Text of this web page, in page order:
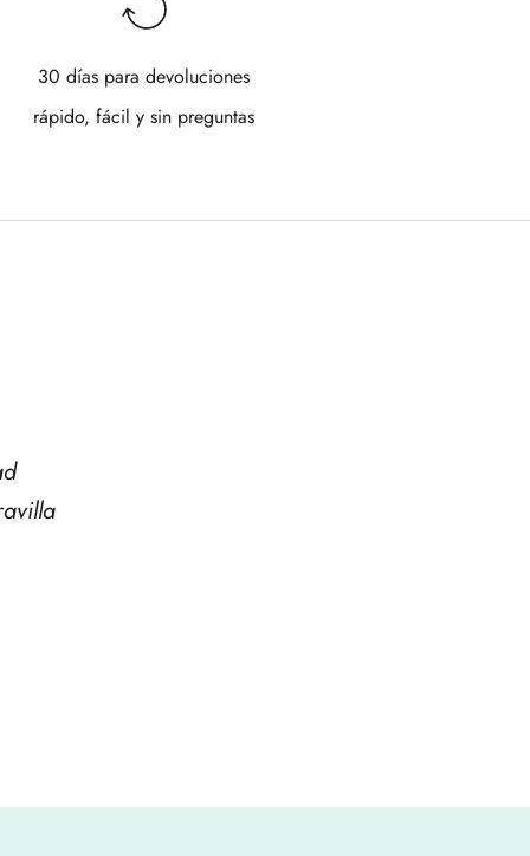
30 días para devoluciones
rápido, fácil y sin preguntas